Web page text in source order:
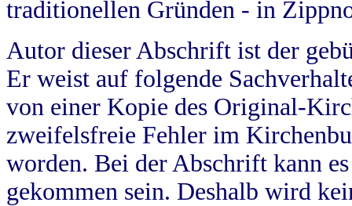
traditionellen Gründen - in
Autor dieser Abschrift ist der
Er weist auf folgende
von einer Kopie des Original-
zweifelsfreie Fehler im
worden. Bei der Abschrift kann
gekommen sein. Deshalb wird